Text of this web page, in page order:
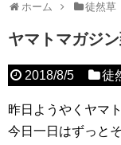
ホーム 徒然草
ヤマトマガジ
2018/8/5 徒
昨日ようやくヤマ
今日一日はずっと